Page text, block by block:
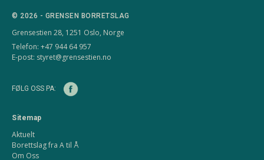
© 2026 - GRENSEN BORRETSLAG
Grensestien 28, 1251 Oslo, Norge
Telefon: +47 944 64 957
E-post: styret@grensestien.no
FØLG OSS PA:
Sitemap
Aktuelt
Borettslag fra A til Å
Om Oss